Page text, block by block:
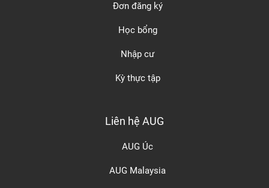
Đơn đăng ký
Học bổng
Nhập cư
Kỳ thực tập
Liên hệ AUG
AUG Úc
AUG Malaysia